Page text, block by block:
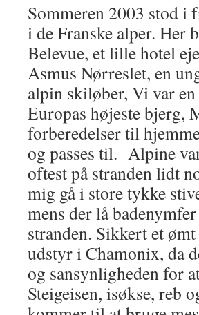
Sommeren 2003 stod
i de Franske alper. Her
Belevue, et lille hotel
Asmus Nørreslet, en
alpin skiløber, Vi var
Europas højeste bjerg,
forberedelser til
og passes til. Alpine
oftest på stranden lidt
mig gå i store tykke
mens der lå
stranden. Sikkert et
udstyr i Chamonix, da
og sansynligheden for
Steigeisen, isøkse, reb